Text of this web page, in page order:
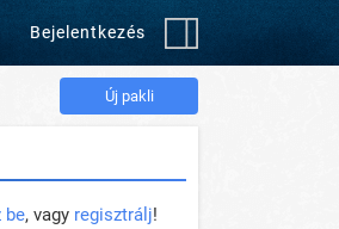
Bejelentkezés
Új pakli
be, vagy regisztrálj!